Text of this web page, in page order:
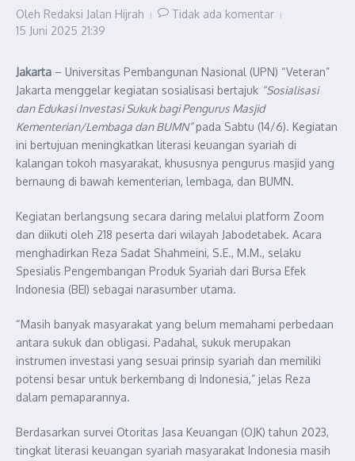
Oleh Redaksi Jalan Hijrah
Tidak ada komentar
15 Juni 2025 21:39
Jakarta – Universitas Pembangunan Nasional (UPN) “Veteran”
Jakarta menggelar kegiatan sosialisasi bertajuk “Sosialisasi
dan Edukasi Investasi Sukuk bagi Pengurus Masjid
Kementerian/Lembaga dan BUMN”pada Sabtu (14/6). Kegiatan
ini bertujuan meningkatkan literasi keuangan syariah di
kalangan tokoh masyarakat, khususnya pengurus masjid yang
bernaung di bawah kementerian, lembaga, dan BUMN.
Kegiatan berlangsung secara daring melalui platform Zoom
dan diikuti oleh 218 peserta dari wilayah Jabodetabek. Acara
menghadirkan Reza Sadat Shahmeini, S.E., M.M., selaku
Spesialis Pengembangan Produk Syariah dari Bursa Efek
Indonesia (BEI) sebagai narasumber utama.
“Masih banyak masyarakat yang belum memahami perbedaan
antara sukuk dan obligasi. Padahal, sukuk merupakan
instrumen investasi yang sesuai prinsip syariah dan memiliki
potensi besar untuk berkembang di Indonesia,” jelas Reza
dalam pemaparannya.
Berdasarkan survei Otoritas Jasa Keuangan (OJK) tahun 2023,
tingkat literasi keuangan syariah masyarakat Indonesia masih